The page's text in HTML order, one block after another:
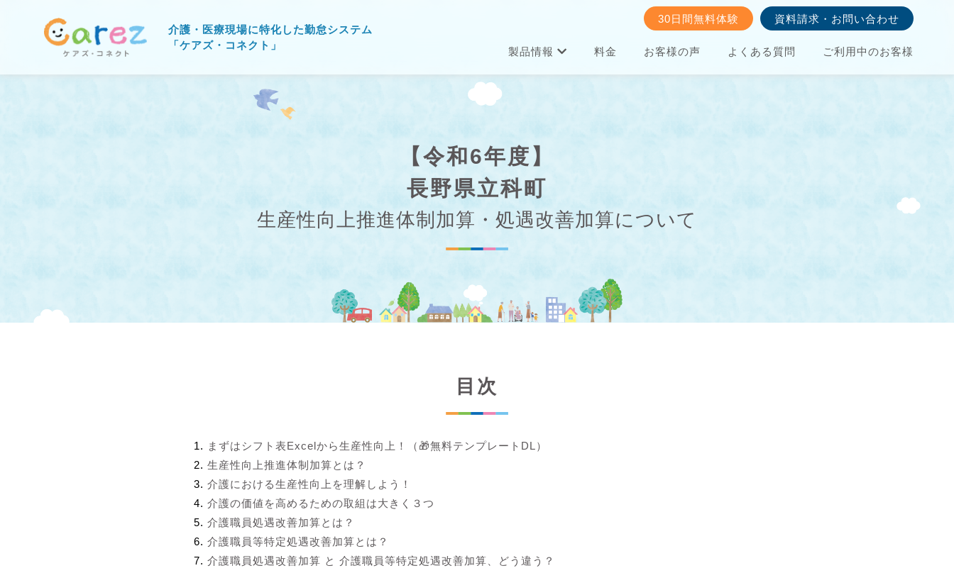
介護・医療現場に特化した勤怠システム
「ケアズ・コネクト」
製品情報 料金 お客様の声 よくある質問 ご利用中のお客様
30日間無料体験 資料請求・お問い合わせ
【令和6年度】
長野県立科町
生産性向上推進体制加算・処遇改善加算について
目次
まずはシフト表Excelから生産性向上！（🎁無料テンプレートDL）
生産性向上推進体制加算とは？
介護における生産性向上を理解しよう！
介護の価値を高めるための取組は大きく３つ
介護職員処遇改善加算とは？
介護職員等特定処遇改善加算とは？
介護職員処遇改善加算 と 介護職員等特定処遇改善加算、どう違う？